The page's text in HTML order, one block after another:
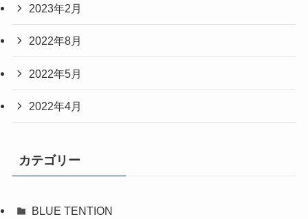
2023年2月
2022年8月
2022年5月
2022年4月
カテゴリー
BLUE TENTION